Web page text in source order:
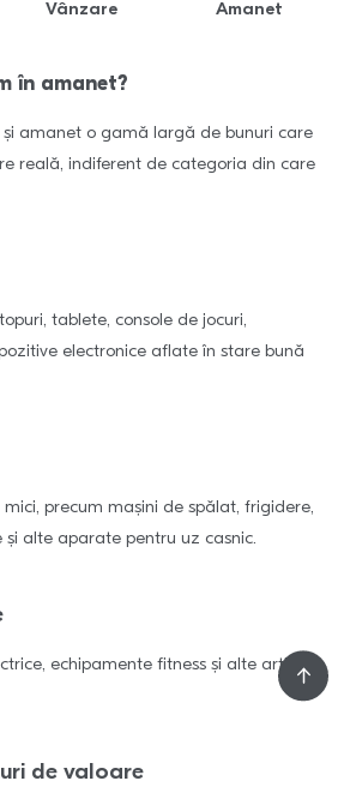
Vânzare Amanet
în amanet?
și amanet o gamă largă de bunuri care
reală, indiferent de categoria din care
tablete, console de jocuri,
electronice aflate în stare bună
mici, precum mașini de spălat, frigidere,
alte aparate pentru uz casnic.
echipamente fitness și alte articole
de valoare